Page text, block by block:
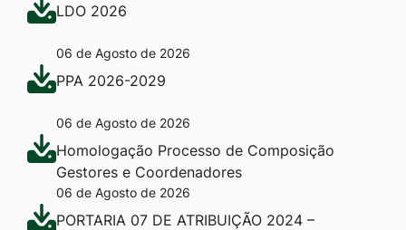
LDO 2026
06 de Agosto de 2026
PPA 2026-2029
06 de Agosto de 2026
Homologação Processo de Composição
Gestores e Coordenadores
06 de Agosto de 2026
PORTARIA 07 DE ATRIBUIÇÃO 2024 –